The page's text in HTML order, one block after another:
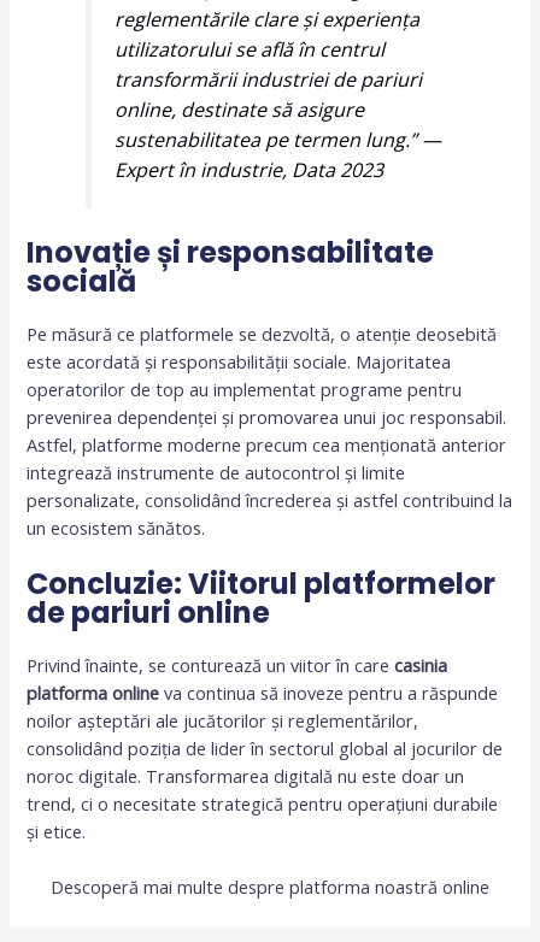
reglementările clare și experiența
utilizatorului se află în centrul
transformării industriei de pariuri
online, destinate să asigure
sustenabilitatea pe termen lung.” —
Expert în industrie, Data 2023
Inovație și responsabilitate
socială
Pe măsură ce platformele se dezvoltă, o atenție deosebită
este acordată și responsabilității sociale. Majoritatea
operatorilor de top au implementat programe pentru
prevenirea dependenței și promovarea unui joc responsabil.
Astfel, platforme moderne precum cea menționată anterior
integrează instrumente de autocontrol și limite
personalizate, consolidând încrederea și astfel contribuind la
un ecosistem sănătos.
Concluzie: Viitorul platformelor
de pariuri online
Privind înainte, se conturează un viitor în carecasinia
platforma online va continua să inoveze pentru a răspunde
noilor așteptări ale jucătorilor și reglementărilor,
consolidând poziția de lider în sectorul global al jocurilor de
noroc digitale. Transformarea digitală nu este doar un
trend, ci o necesitate strategică pentru operațiuni durabile
și etice.
Descoperă mai multe despre platforma noastră online